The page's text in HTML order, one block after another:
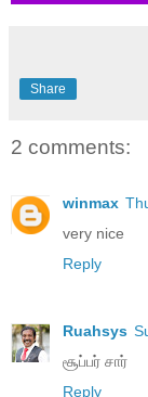
Share
2 comments:
winmax
very nice
Reply
Ruahsys
சூப்பர் சார்
Reply